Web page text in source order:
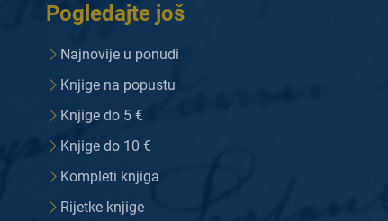
Pogledajte još
Najnovije u ponudi
Knjige na popustu
Knjige do 5 €
Knjige do 10 €
Kompleti knjiga
Rijetke knjige